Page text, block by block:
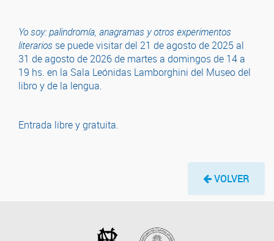
Yo soy: palindromía, anagramas y otros experimentos
literarios se puede visitar del 21 de agosto de 2025 al
31 de agosto de 2026 de martes a domingos de 14 a
19 hs. en la Sala Leónidas Lamborghini del Museo del
libro y de la lengua.
Entrada libre y gratuita.
VOLVER